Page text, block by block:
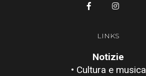
LINKS
Notizie
• Cultura e musica